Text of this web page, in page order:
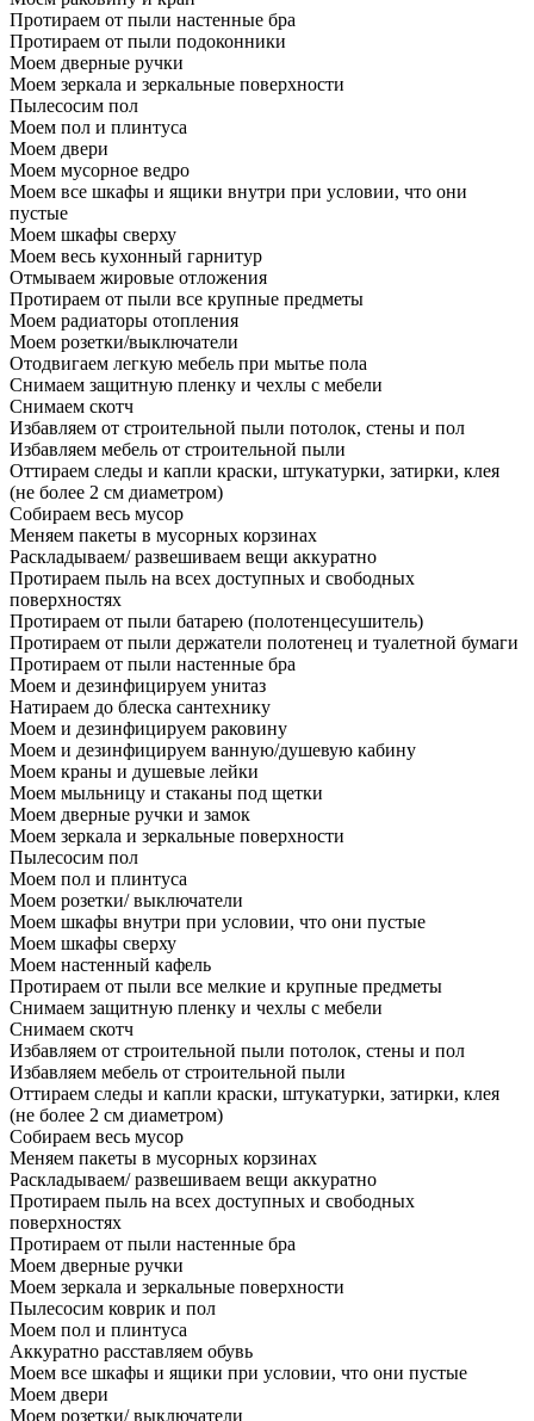
Протираем от пыли настенные бра
Протираем от пыли подоконники
Моем дверные ручки
Моем зеркала и зеркальные поверхности
Пылесосим пол
Моем пол и плинтуса
Моем двери
Моем мусорное ведро
Моем все шкафы и ящики внутри при условии, что они
пустые
Моем шкафы сверху
Моем весь кухонный гарнитур
Отмываем жировые отложения
Протираем от пыли все крупные предметы
Моем радиаторы отопления
Моем розетки/выключатели
Отодвигаем легкую мебель при мытье пола
Снимаем защитную пленку и чехлы с мебели
Снимаем скотч
Избавляем от строительной пыли потолок, стены и пол
Избавляем мебель от строительной пыли
Оттираем следы и капли краски, штукатурки, затирки, клея
(не более 2 см диаметром)
Собираем весь мусор
Меняем пакеты в мусорных корзинах
Раскладываем/ развешиваем вещи аккуратно
Протираем пыль на всех доступных и свободных
поверхностях
Протираем от пыли батарею (полотенцесушитель)
Протираем от пыли держатели полотенец и туалетной бумаги
Протираем от пыли настенные бра
Моем и дезинфицируем унитаз
Натираем до блеска сантехнику
Моем и дезинфицируем раковину
Моем и дезинфицируем ванную/душевую кабину
Моем краны и душевые лейки
Моем мыльницу и стаканы под щетки
Моем дверные ручки и замок
Моем зеркала и зеркальные поверхности
Пылесосим пол
Моем пол и плинтуса
Моем розетки/ выключатели
Моем шкафы внутри при условии, что они пустые
Моем шкафы сверху
Моем настенный кафель
Протираем от пыли все мелкие и крупные предметы
Снимаем защитную пленку и чехлы с мебели
Снимаем скотч
Избавляем от строительной пыли потолок, стены и пол
Избавляем мебель от строительной пыли
Оттираем следы и капли краски, штукатурки, затирки, клея
(не более 2 см диаметром)
Собираем весь мусор
Меняем пакеты в мусорных корзинах
Раскладываем/ развешиваем вещи аккуратно
Протираем пыль на всех доступных и свободных
поверхностях
Протираем от пыли настенные бра
Моем дверные ручки
Моем зеркала и зеркальные поверхности
Пылесосим коврик и пол
Моем пол и плинтуса
Аккуратно расставляем обувь
Моем все шкафы и ящики при условии, что они пустые
Моем двери
Моем розетки/ выключатели